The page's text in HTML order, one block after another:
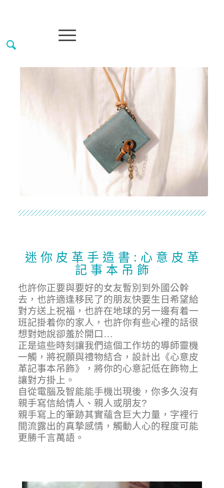
迷 你 皮 革 手 造 書 : 心 意 皮 革
記 事 本 吊 飾
也許你正要與要好的女友暫別到外國公幹
去，也許適逢移民了的朋友快要生日希望給
對方送上祝福，也許在地球的另一邊有着一
班記掛着你的家人，也許你有些心裡的話很
想對她說卻羞於開口…
正是這些時刻讓我們這個工作坊的導師靈機
一觸，將祝願與禮物結合，設計出《心意皮
革記事本吊飾》，將你的心意記低在飾物上
讓對方掛上。
自從電腦及智能能手機岀現後，你多久沒有
親手寫信給情人、親人或朋友?
親手寫上的筆跡其實蘊含巨大力量，字裡行
間流露出的真摯感情，觸動人心的程度可能
更勝千言萬語。